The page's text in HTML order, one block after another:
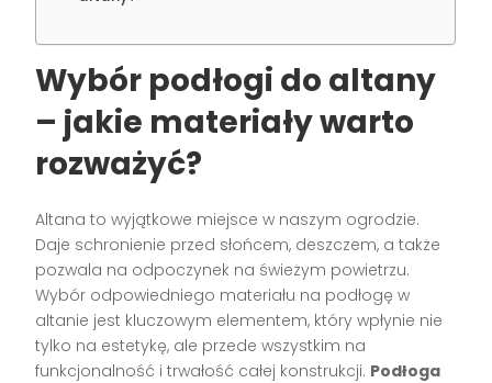
Wybór podłogi do altany
– jakie materiały warto
rozważyć?
Altana to wyjątkowe miejsce w naszym ogrodzie.
Daje schronienie przed słońcem, deszczem, a także
pozwala na odpoczynek na świeżym powietrzu.
Wybór odpowiedniego materiału na podłogę w
altanie jest kluczowym elementem, który wpłynie nie
tylko na estetykę, ale przede wszystkim na
funkcjonalność i trwałość całej konstrukcji. Podłoga